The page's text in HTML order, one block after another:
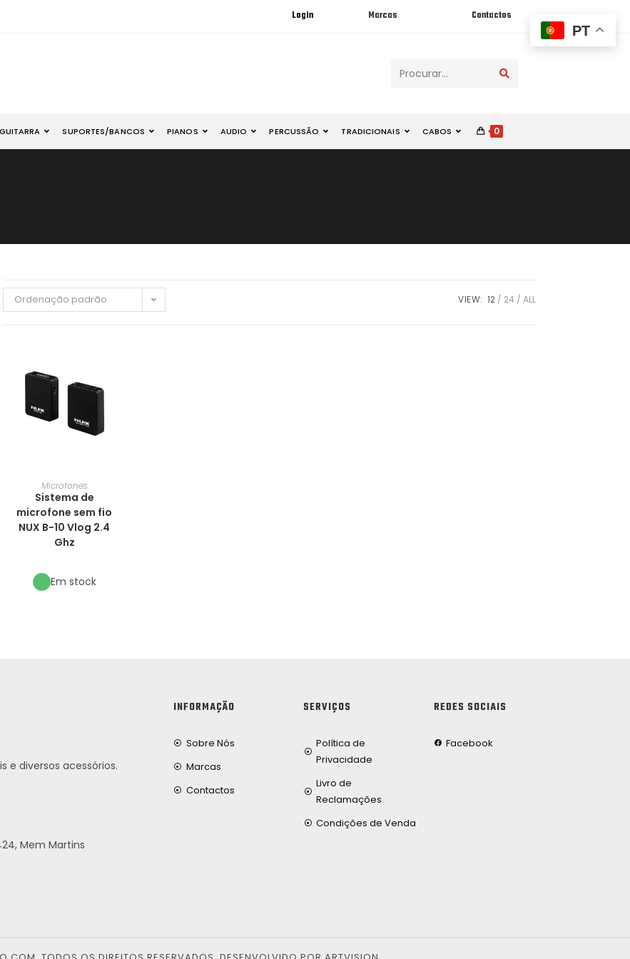
Login Marcas Contactos
Procurar...
SUPORTES/BANCOS PIANOS AUDIO PERCUSSÃO TRADICIONAIS CABOS 0
Ordenação padrão VIEW: 12 24 ALL
Microfones
Sistema de
microfone sem fio
NUX B-10 Vlog 2.4
Ghz
Em stock
e diversos acessórios.
Mem Martins
INFORMAÇÃO
Sobre Nós
Marcas
Contactos
SERVIÇOS
Política de
Privacidade
Livro de
Reclamações
Condições de Venda
REDES SOCIAIS
Facebook
PT